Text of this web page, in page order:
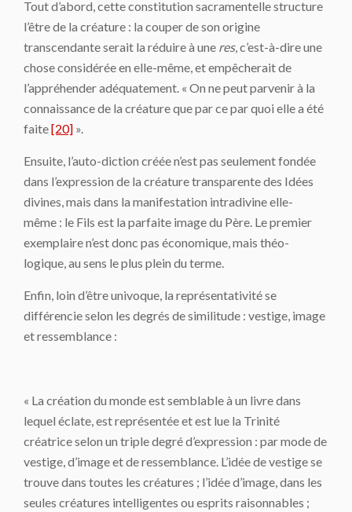
Tout d’abord, cette constitution sacramentelle structure
l’être de la créature : la couper de son origine
transcendante serait la réduire à une res, c’est-à-dire une
chose considérée en elle-même, et empêcherait de
l’appréhender adéquatement. « On ne peut parvenir à la
connaissance de la créature que par ce par quoi elle a été
faite[20] ».
Ensuite, l’auto-diction créée n’est pas seulement fondée
dans l’expression de la créature transparente des Idées
divines, mais dans la manifestation intradivine elle-
même : le Fils est la parfaite image du Père. Le premier
exemplaire n’est donc pas économique, mais théo-
logique, au sens le plus plein du terme.
Enfin, loin d’être univoque, la représentativité se
différencie selon les degrés de similitude : vestige, image
et ressemblance :
« La création du monde est semblable à un livre dans
lequel éclate, est représentée et est lue la Trinité
créatrice selon un triple degré d’expression : par mode de
vestige, d’image et de ressemblance. L’idée de vestige se
trouve dans toutes les créatures ; l’idée d’image, dans les
seules créatures intelligentes ou esprits raisonnables ;